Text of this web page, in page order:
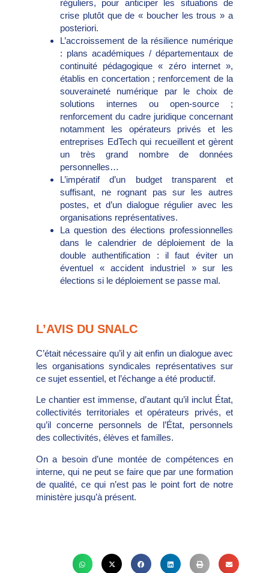
réguliers, pour anticiper les situations de
crise plutôt que de « boucher les trous » a
posteriori.
L’accroissement de la résilience numérique
: plans académiques / départementaux de
continuité pédagogique « zéro internet »,
établis en concertation ; renforcement de la
souveraineté numérique par le choix de
solutions internes ou open-source ;
renforcement du cadre juridique concernant
notamment les opérateurs privés et les
entreprises EdTech qui recueillent et gèrent
un très grand nombre de données
personnelles…
L’impératif d’un budget transparent et
suffisant, ne rognant pas sur les autres
postes, et d’un dialogue régulier avec les
organisations représentatives.
La question des élections professionnelles
dans le calendrier de déploiement de la
double authentification : il faut éviter un
éventuel « accident industriel » sur les
élections si le déploiement se passe mal.
L’AVIS DU SNALC
C’était nécessaire qu’il y ait enfin un dialogue avec
les organisations syndicales représentatives sur
ce sujet essentiel, et l’échange a été productif.
Le chantier est immense, d’autant qu’il inclut État,
collectivités territoriales et opérateurs privés, et
qu’il concerne personnels de l’État, personnels
des collectivités, élèves et familles.
On a besoin d’une montée de compétences en
interne, qui ne peut se faire que par une formation
de qualité, ce qui n’est pas le point fort de notre
ministère jusqu’à présent.